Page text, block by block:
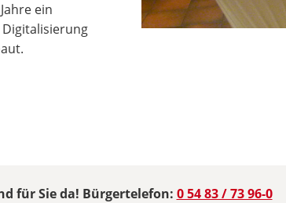
ein
für Sie da! Bürgertelefon: 0 54 83 / 73 96-0